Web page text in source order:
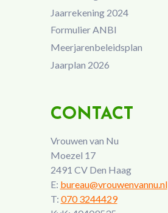
Jaarrekening 2024
Formulier ANBI
Meerjarenbeleidsplan
Jaarplan 2026
CONTACT
Vrouwen van Nu
Moezel 17
2491 CV Den Haag
E: bureau@vrouwenvannu.nl
T: 070 3244429